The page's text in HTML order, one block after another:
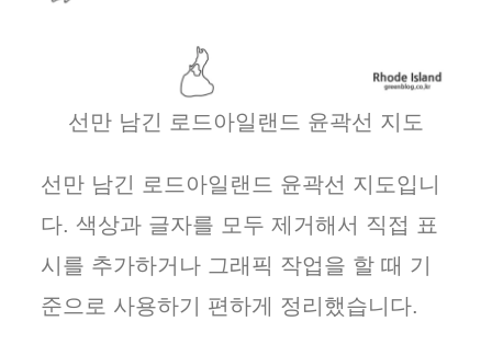
선만 남긴 로드아일랜드 윤곽선 지도
선만 남긴 로드아일랜드 윤곽선 지도입니
다. 색상과 글자를 모두 제거해서 직접 표
시를 추가하거나 그래픽 작업을 할 때 기
준으로 사용하기 편하게 정리했습니다.